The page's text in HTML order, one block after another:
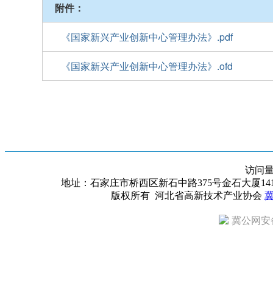
附件：
《国家新兴产业创新中心管理办法》.pdf
《国家新兴产业创新中心管理办法》.ofd
访问
地址：石家庄市桥西区新石中路375号金石大厦
版权所有 河北省高新技术产业协会
冀公网安